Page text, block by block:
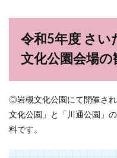
令和5年度 さい
文化公園会場の
◎岩槻文化公園にて開催さ
文化公園」と「川通公園」
料です。